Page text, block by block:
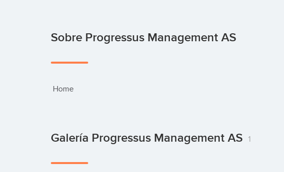
Sobre Progressus Management AS
Home
Galería Progressus Management AS 1